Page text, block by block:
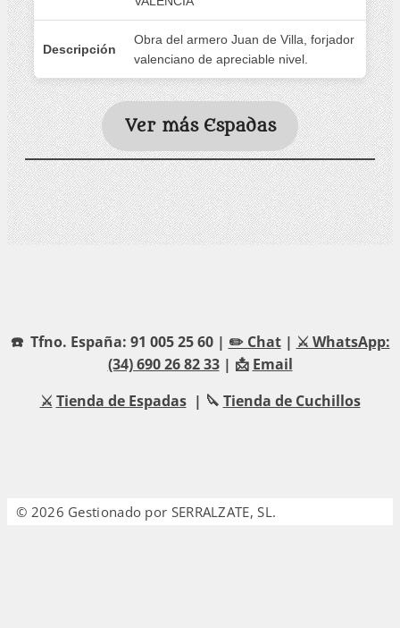
Descripción
Obra del armero Juan de Villa, forjador
valenciano de apreciable nivel.
Ver más Espadas
☎️ Tfno. España: 91 005 25 60 | ✏️ Chat| ⚔️ WhatsApp:
(34) 690 26 82 33| 📩 Email
⚔️ Tienda de Espadas| 🔪 Tienda de Cuchillos
© 2026 Gestionado por SERRALZATE, SL.